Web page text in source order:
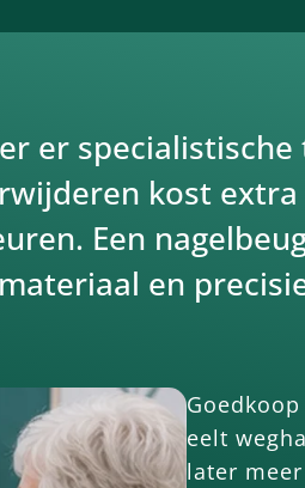
er specialistische
kost extra
Een
en
eelt
later